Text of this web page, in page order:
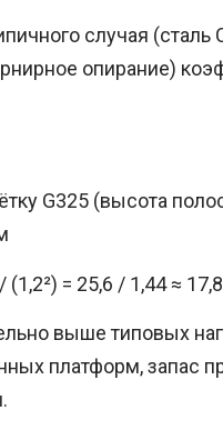
случая (сталь
опирание)
G325 (высота
(1,2²) = 25,6 / 1,44 ≈
выше типовых
платформ, запас